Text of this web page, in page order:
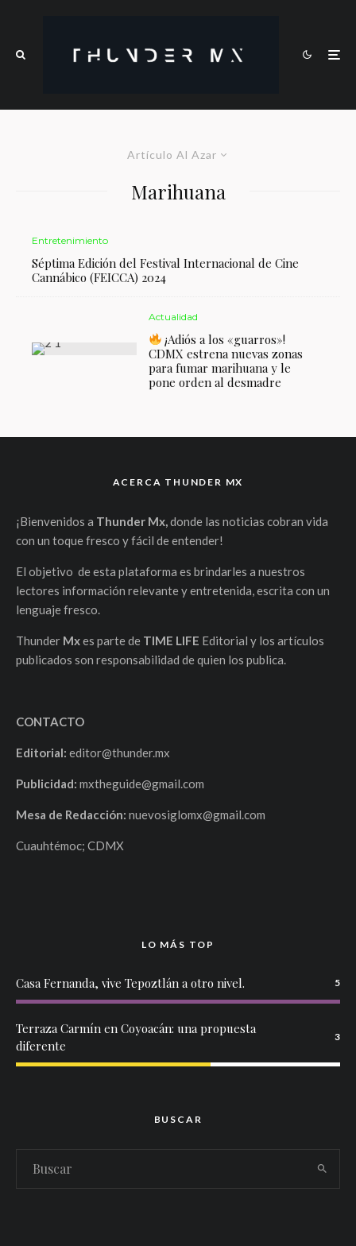
Artículo Al Azar
Marihuana
Entretenimiento
Séptima Edición del Festival Internacional de Cine
Cannábico (FEICCA) 2024
Actualidad
¡Adiós a los «guarros»!
CDMX estrena nuevas zonas
para fumar marihuana y le
pone orden al desmadre
ACERCA THUNDER MX
¡Bienvenidos a Thunder Mx,donde las noticias cobran vida
con un toque fresco y fácil de entender!
El objetivo de esta plataforma es brindarles a nuestros
lectores información relevante y entretenida, escrita con un
lenguaje fresco.
Thunder Mxes parte de TIME LIFE Editorial y los artículos
publicados son responsabilidad de quien los publica.
CONTACTO
Editorial: editor@thunder.mx
Publicidad: mxtheguide@gmail.com
Mesa de Redacción: nuevosiglomx@gmail.com
Cuauhtémoc; CDMX
LO MÁS TOP
Casa Fernanda, vive Tepoztlán a otro nivel. 5
Terraza Carmín en Coyoacán: una propuesta
diferente
3
BUSCAR